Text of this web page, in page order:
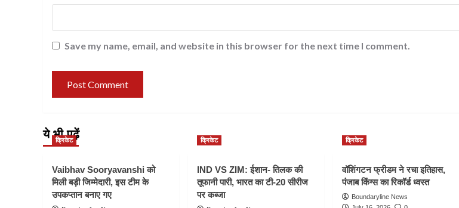
Save my name, email, and website in this browser for the next time I comment.
ये भी पढ़ें
क्रिकेट
Vaibhav Sooryavanshi को
मिली बड़ी जिम्मेदारी, इस टीम के
उपकप्तान बनाए गए
क्रिकेट
IND VS ZIM: ईशान- तिलक की
तूफानी पारी, भारत का टी-20 सीरीज
पर कब्जा
क्रिकेट
वॉशिंगटन फ्रीडम ने रचा इतिहास,
पंजाब किंग्स का रिकॉर्ड ध्वस्त
Boundaryline News